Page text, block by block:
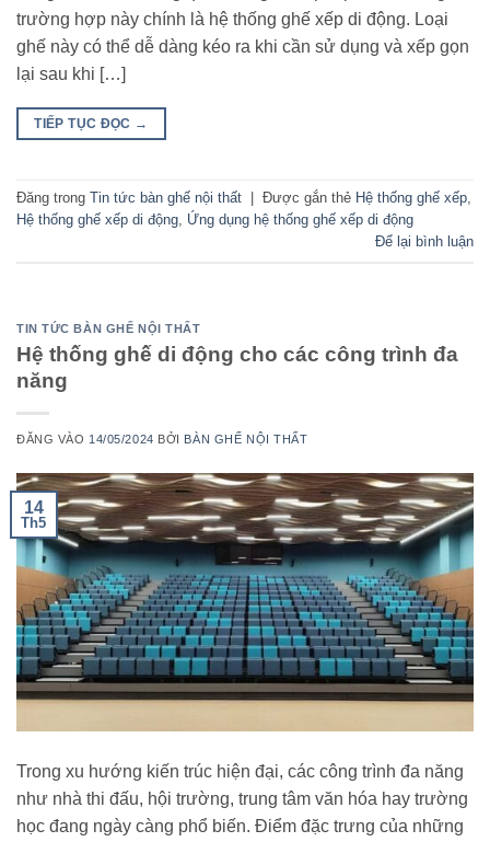
trường hợp này chính là hệ thống ghế xếp di động. Loại
ghế này có thể dễ dàng kéo ra khi cần sử dụng và xếp gọn
lại sau khi […]
TIẾP TỤC ĐỌC →
Đăng trong Tin tức bàn ghế nội thất Được gắn thẻ Hệ thống ghế xếp,
Hệ thống ghế xếp di động, Ứng dụng hệ thống ghế xếp di động
Để lại bình luận
TIN TỨC BÀN GHẾ NỘI THẤT
Hệ thống ghế di động cho các công trình đa
năng
ĐĂNG VÀO 14/05/2024 BỞI BÀN GHẾ NỘI THẤT
14
Th5
Trong xu hướng kiến trúc hiện đại, các công trình đa năng
như nhà thi đấu, hội trường, trung tâm văn hóa hay trường
học đang ngày càng phổ biến. Điểm đặc trưng của những